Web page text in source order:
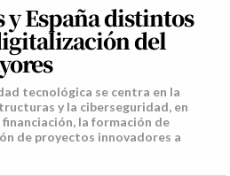
y España distintos
del
tecnológica se centra en la
y la ciberseguridad, en
la formación de
de proyectos innovadores a